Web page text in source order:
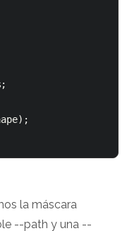
la máscara
--path y una --